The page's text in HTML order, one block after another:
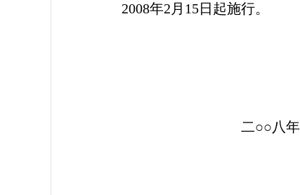
2008年2月15日起施行。
代
二○○八年一月